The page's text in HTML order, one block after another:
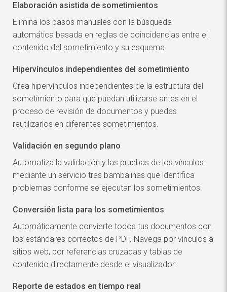
Elaboración asistida de sometimientos
Elimina los pasos manuales con la búsqueda
automática basada en reglas de coincidencias entre el
contenido del sometimiento y su esquema.
Hipervínculos independientes del sometimiento
Crea hipervínculos independientes de la estructura del
sometimiento para que puedan utilizarse antes en el
proceso de revisión de documentos y puedas
reutilizarlos en diferentes sometimientos.
Validación en segundo plano
Automatiza la validación y las pruebas de los vínculos
mediante un servicio tras bambalinas que identifica
problemas conforme se ejecutan los sometimientos.
Conversión lista para los sometimientos
Automáticamente convierte todos tus documentos con
los estándares correctos de PDF. Navega por vínculos a
sitios web, por referencias cruzadas y tablas de
contenido directamente desde el visualizador.
Reporte de estados en tiempo real